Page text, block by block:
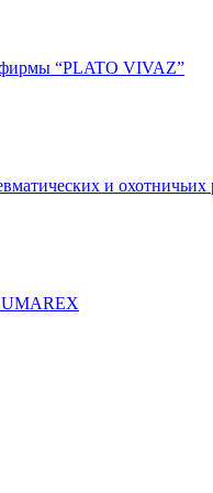
фирмы “PLATO VIVAZ”
и
UMAREX